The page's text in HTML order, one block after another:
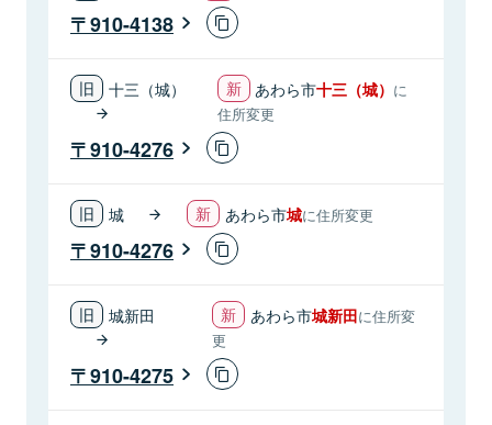
910-4138
十三（城） あわら市十三（城） に
住所変更
910-4276
城 あわら市城に住所変更
910-4276
城新田 あわら市城新田に住所変
更
910-4275